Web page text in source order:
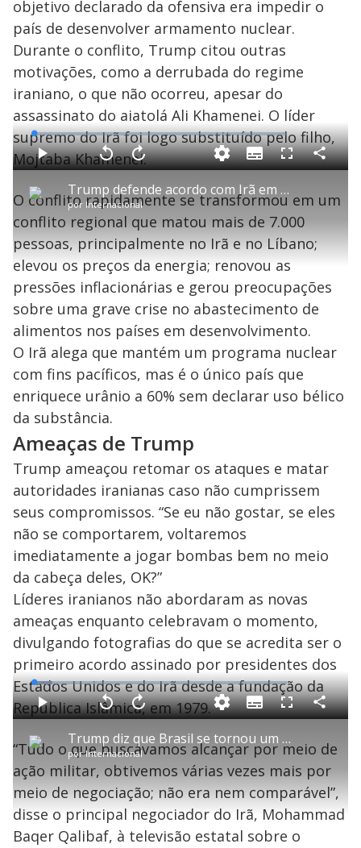
objetivo declarado da ofensiva era impedir o
país de desenvolver armamento nuclear.
Durante o conflito, Trump citou outras
motivações, como a derrubada do regime
iraniano, o que não ocorreu, apesar do
assassinato do aiatolá Ali Khamenei. O líder
supremo do Irã foi logo substituído pelo filho,
Mojtaba Khamenei.
P
l
a
y
V
i
d
e
o
Trump defende acordo com Irã em discurso na cúpula do G7
por Internacional
P V
t
a
r
0
s
e
g
n
d
s
A
n
ç
a
1
0
s
e
u
n
o
s
M
u
L
o
a
d
e
:
0
.
6
7
%
S
u
b
i
t
s
F
l
e
n
C
o
a
r
O conflito rapidamente se transformou em um
conflito regional que matou mais de 7.000
pessoas, principalmente no Irã e no Líbano;
elevou os preços da energia; renovou as
pressões inflacionárias e gerou preocupações
sobre uma grave crise no abastecimento de
alimentos nos países em desenvolvimento.
O Irã alega que mantém um programa nuclear
com fins pacíficos, mas é o único país que
enriquece urânio a 60% sem declarar uso bélico
da substância.
Ameaças de Trump
Trump ameaçou retomar os ataques e matar
autoridades iranianas caso não cumprissem
seus compromissos. “Se eu não gostar, se eles
não se comportarem, voltaremos
imediatamente a jogar bombas bem no meio
da cabeça deles, OK?”
Líderes iranianos não abordaram as novas
ameaças enquanto celebravam o momento,
divulgando fotografias do que se acredita ser o
primeiro acordo assinado por presidentes dos
Estados Unidos e do Irã desde a fundação da
República Islâmica, em 1979.
P
l
Trump diz que Brasil se tornou um país ‘politicamente complicado’ e cita família Bolsonaro
porInternacional
P V
t
a
r
0
s
e
g
n
d
o
s
A
n
ç
a
1
0
s
e
u
n
o
s
L
o
a
d
e
7
4
%
S
u
b
i
t
l
s
F
l
s
c
e
e
n
C
o
a
r
i
l
a
“Tudo o que buscávamos alcançar por meio de
ação militar, obtivemos várias vezes mais por
meio de negociação; não era nem comparável”,
disse o principal negociador do Irã, Mohammad
Baqer Qalibaf, à televisão estatal sobre o